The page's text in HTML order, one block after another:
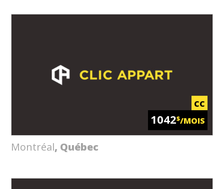
CC
1042$/MOIS
Montréal, Québec